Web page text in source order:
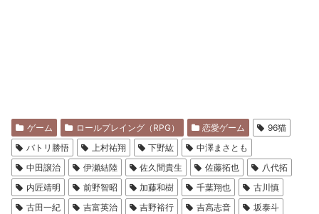
ゲーム ロールプレイング（RPG） 恋愛ゲーム
96猫
バトリ勝悟
上村祐翔 下野紘
中澤まさとも
中田譲治
伊瀬結陸 佐久間貴生 佐藤拓也
八代拓
内匠靖明
前野智昭 加藤和樹 千葉翔也
古川慎
古田一紀
吉富英治 吉野裕行 吉高志音
坂泰斗